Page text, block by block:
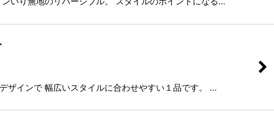
ザインで 幅広いスタイルに合わせやすい１品です。 …